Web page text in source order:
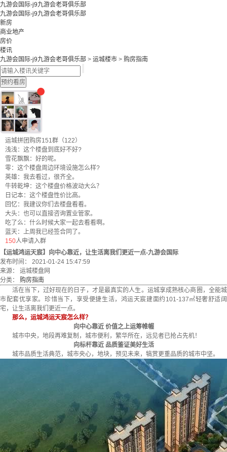
九游会国际-j9九游会老哥俱乐部
九游会国际-j9九游会老哥俱乐部
新房
商业地产
房价
楼讯
九游会国际-j9九游会老哥俱乐部 > 运城楼市 > 购房指南
预约看房
运城拼团购房151群（122）
浅浅：这个楼盘到底好不好?
雪花飘飘：好的呢。
零：这个楼盘周边环境设施怎么样?
英雄：我去看过，很齐全。
牛转乾坤：这个楼盘价格波动大么？
日记本：这个楼盘性价比高。
回忆：我建议你们去楼盘看看。
大头：也可以直接咨询置业管家。
吃了么：什么时候大家一起去看看啊。
蓝天：上周我已经签合同了。
150人申请入群
【运城鸿运天宸】向中心靠近，让生活离我们更近一点-九游会国际
发布时间： 2021-01-24 15:47:59
来源： 运城楼盘网
分类： 购房指南
活在当下，过好现在的日子，才是最真实的人生。运城享成熟核心商圈，全能城
市配套优享家。珍惜当下，享受便捷生活，鸿运天宸建面约101-137㎡轻奢舒适阔
宅，让生活离我们更近一点。
那么，运城鸿运天宸怎么样？
向中心靠近 价值之上运筹帷幄
城市中央，地段再难复制，城市便利，繁华所在，远见者已抢占先机！
向标杆靠近 品质鉴证美好生活
城市品质生活典范，城市央心，地块，预见未来，犒赏更重品质的城市中坚。